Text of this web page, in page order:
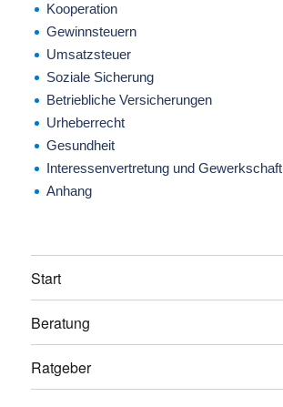
Kooperation
Gewinnsteuern
Umsatzsteuer
Soziale Sicherung
Betriebliche Versicherungen
Urheberrecht
Gesundheit
Interessenvertretung und Gewerkschaft
Anhang
Start
Beratung
Ratgeber